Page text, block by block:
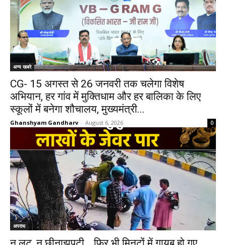
अन्य खबरे
CG- 15 अगस्त से 26 जनवरी तक चलेगा विशेष
अभियान, हर गांव में मुक्तिधाम और हर बालिका के लिए
स्कूलों में बनेगा शौचालय, मुख्यमंत्री...
Ghanshyam Gandharv - August 6, 2026 0
अपराध